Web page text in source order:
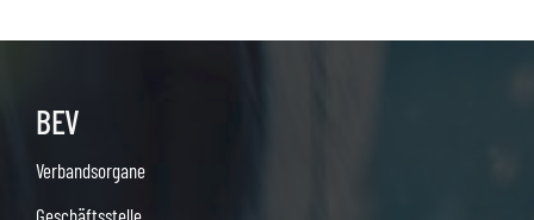
BEV
Verbandsorgane
Geschäftsstelle